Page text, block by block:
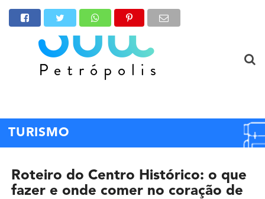
TURISMO
Roteiro do Centro Histórico: o que
fazer e onde comer no coração de